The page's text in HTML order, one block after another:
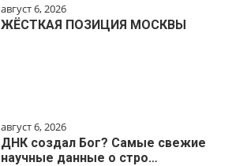
август 6, 2026
ЖЁСТКАЯ ПОЗИЦИЯ МОСКВЫ
август 6, 2026
ДНК создал Бог? Самые свежие
научные данные о стро…